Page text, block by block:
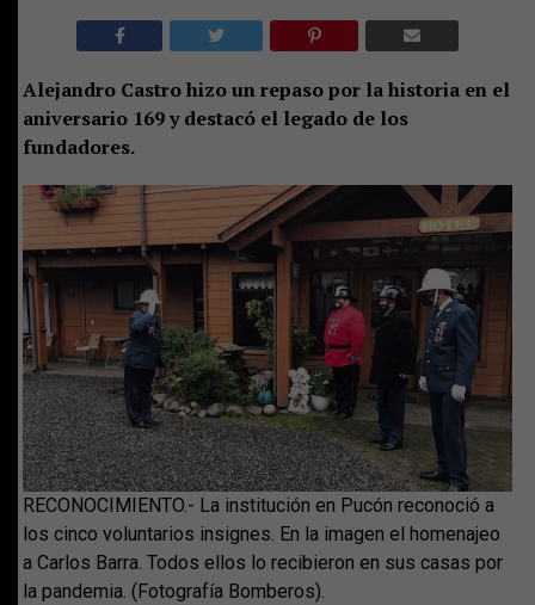
Alejandro Castro hizo un repaso por la historia en el
aniversario 169 y destacó el legado de los
fundadores.
RECONOCIMIENTO.- La institución en Pucón reconoció a
los cinco voluntarios insignes. En la imagen el homenajeo
a Carlos Barra. Todos ellos lo recibieron en sus casas por
la pandemia. (Fotografía Bomberos).